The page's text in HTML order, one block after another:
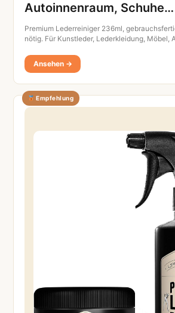
Autoinnenraum, Schuhe…
Premium Lederreiniger 236ml,
nötig. Für Kunstleder, Lederkleidung, Möbel,
Ansehen →
Empfehlung